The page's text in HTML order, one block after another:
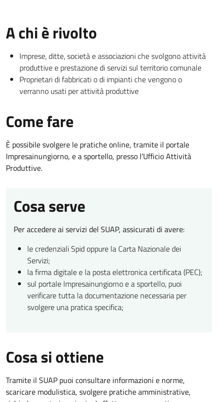
A chi è rivolto
Imprese, ditte, società e associazioni che svolgono attività
produttive e prestazione di servizi sul territorio comunale
Proprietari di fabbricati o di impianti che vengono o
verranno usati per attività produttive
Come fare
È possibile svolgere le pratiche online, tramite il portale
Impresainungiorno, e a sportello, presso l’Ufficio Attività
Produttive.
Cosa serve
Per accedere ai servizi del SUAP, assicurati di avere:
le credenziali Spid oppure la Carta Nazionale dei
Servizi;
la firma digitale e la posta elettronica certificata (PEC);
sul portale Impresainungiorno e a sportello, puoi
verificare tutta la documentazione necessaria per
svolgere una pratica specifica;
Cosa si ottiene
Tramite il SUAP puoi consultare informazioni e norme,
scaricare modulistica, svolgere pratiche amministrative,